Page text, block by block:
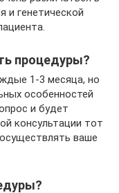
и генетической
процедуры?
1-3 месяца, но
особенностей
и будет
консультации тот
ваше